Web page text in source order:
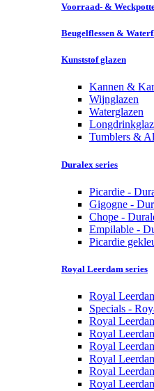
Voorraad- &
Beugelflessen &
Kunststof glazen
Kannen &
Wijnglazen
Waterglazen
Tumblers &
Duralex series
Picardie -
Gigogne -
Chope -
Empilable -
Picardie
Royal Leerdam series
Royal
Specials -
Royal
Royal
Royal
Royal
Royal
Royal